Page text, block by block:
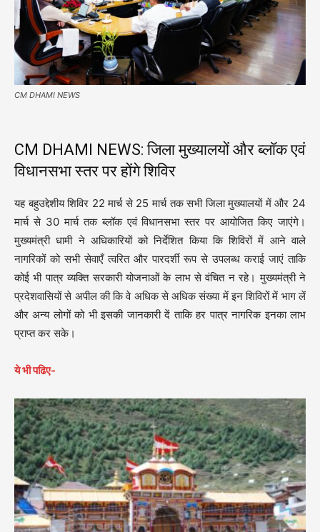
CM DHAMI NEWS
CM DHAMI NEWS: जिला मुख्यालयों और ब्लॉक एवं
विधानसभा स्तर पर होंगे शिविर
यह बहुउद्देशीय शिविर 22 मार्च से 25 मार्च तक सभी जिला मुख्यालयों में और 24
मार्च से 30 मार्च तक ब्लॉक एवं विधानसभा स्तर पर आयोजित किए जाएंगे।
मुख्यमंत्री धामी ने अधिकारियों को निर्देशित किया कि शिविरों में आने वाले
नागरिकों को सभी सेवाएँ त्वरित और पारदर्शी रूप से उपलब्ध कराई जाएं ताकि
कोई भी पात्र व्यक्ति सरकारी योजनाओं के लाभ से वंचित न रहे। मुख्यमंत्री ने
प्रदेशवासियों से अपील की कि वे अधिक से अधिक संख्या में इन शिविरों में भाग लें
और अन्य लोगों को भी इसकी जानकारी दें ताकि हर पात्र नागरिक इनका लाभ
प्राप्त कर सके।
ये भी पढिए-